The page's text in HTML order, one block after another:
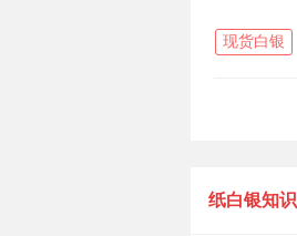
现货白银
纸白银知识